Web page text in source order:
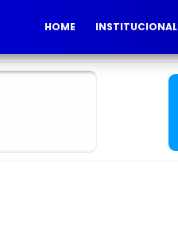
HOME INSTITUCIONAL